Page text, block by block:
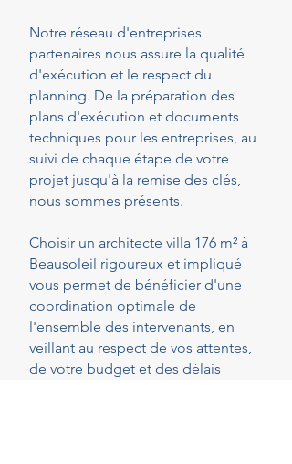
Notre réseau d'entreprises
partenaires nous assure la qualité
d'exécution et le respect du
planning. De la préparation des
plans d'exécution et documents
techniques pour les entreprises, au
suivi de chaque étape de votre
projet jusqu'à la remise des clés,
nous sommes présents.
Choisir un architecte villa 176 m² à
Beausoleil rigoureux et impliqué
vous permet de bénéficier d'une
coordination optimale de
l'ensemble des intervenants, en
veillant au respect de vos attentes,
de votre budget et des délais